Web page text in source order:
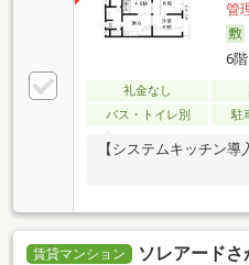
管
6
礼金なし
バス・トイレ別
駐
【システムキッチン
賃貸マンション ソレアードさ